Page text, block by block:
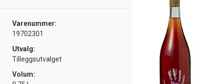
Varenummer:
19702301
Utvalg:
Tilleggsutvalget
Volum: